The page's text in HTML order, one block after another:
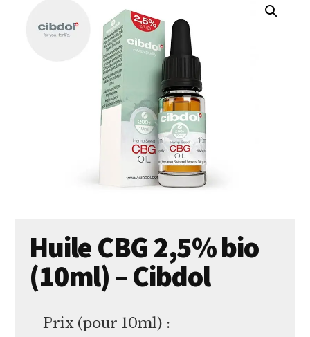
Huile CBG 2,5% bio
(10ml) – Cibdol
Prix (pour 10ml) :